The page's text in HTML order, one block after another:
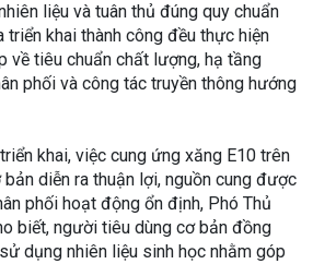
liệu và tuân thủ đúng quy chuẩn
triển khai thành công đều thực hiện
về tiêu chuẩn chất lượng, hạ tầng
phối và công tác truyền thông hướng
khai, việc cung ứng xăng E10 trên
diễn ra thuận lợi, nguồn cung được
phối hoạt động ổn định, Phó Thủ
biết, người tiêu dùng cơ bản đồng
dụng nhiên liệu sinh học nhằm góp